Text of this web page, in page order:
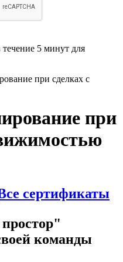
5 минут для
при сделках с
при
сертификаты
команды